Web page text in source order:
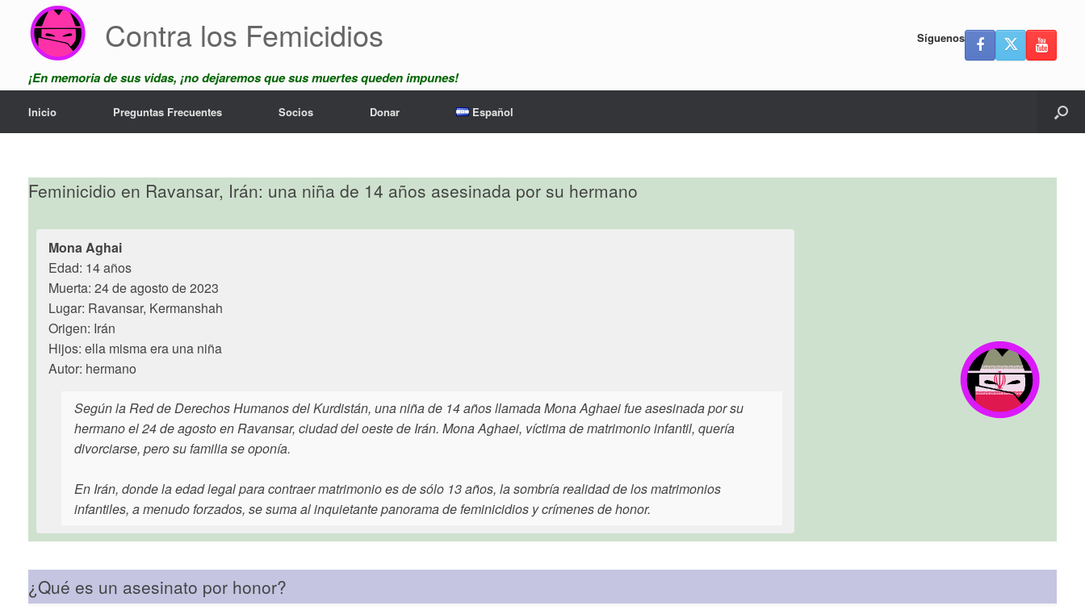
content
Contra los Femicidios
¡En memoria de sus vidas, ¡no dejaremos que sus muertes queden impunes!
Síguenos
Inicio Preguntas Frecuentes Socios Donar Español
Feminicidio en Ravansar, Irán: una niña de 14 años asesinada por su hermano
Mona Aghai
Edad: 14 años
Muerta: 24 de agosto de 2023
Lugar: Ravansar, Kermanshah
Origen: Irán
Hijos: ella misma era una niña
Autor: hermano
Según la Red de Derechos Humanos del Kurdistán, una niña de 14 años llamada Mona Aghaei fue asesinada por su
hermano el 24 de agosto en Ravansar, ciudad del oeste de Irán. Mona Aghaei, víctima de matrimonio infantil, quería
divorciarse, pero su familia se oponía.
En Irán, donde la edad legal para contraer matrimonio es de sólo 13 años, la sombría realidad de los matrimonios
infantiles, a menudo forzados, se suma al inquietante panorama de feminicidios y crímenes de honor.
¿Qué es un asesinato por honor?